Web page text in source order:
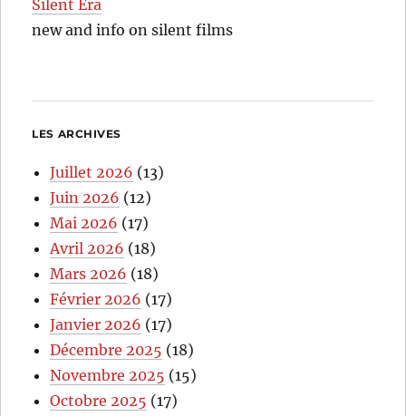
Silent Era
new and info on silent films
LES ARCHIVES
Juillet 2026 (13)
Juin 2026 (12)
Mai 2026 (17)
Avril 2026 (18)
Mars 2026 (18)
Février 2026 (17)
Janvier 2026 (17)
Décembre 2025 (18)
Novembre 2025 (15)
Octobre 2025 (17)